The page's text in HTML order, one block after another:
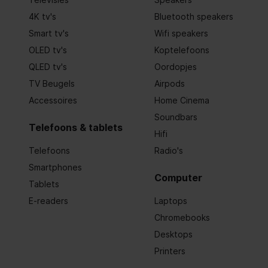
Draaien
Gemakkelijk te installeren
Paneelmontage-interface
Minimale systeemeisen
Minimale schermgrootte
4K tv's
Smart tv's
OLED tv's
QLED tv's
TV Beugels
Accessoires
Telefoons & tablets
Telefoons
Smartphones
Tablets
E-readers
Bluetooth speakers
Wifi speakers
Koptelefoons
Oordopjes
Airpods
Home Cinema
Soundbars
Hifi
Radio's
Computer
Laptops
Chromebooks
Desktops
Printers